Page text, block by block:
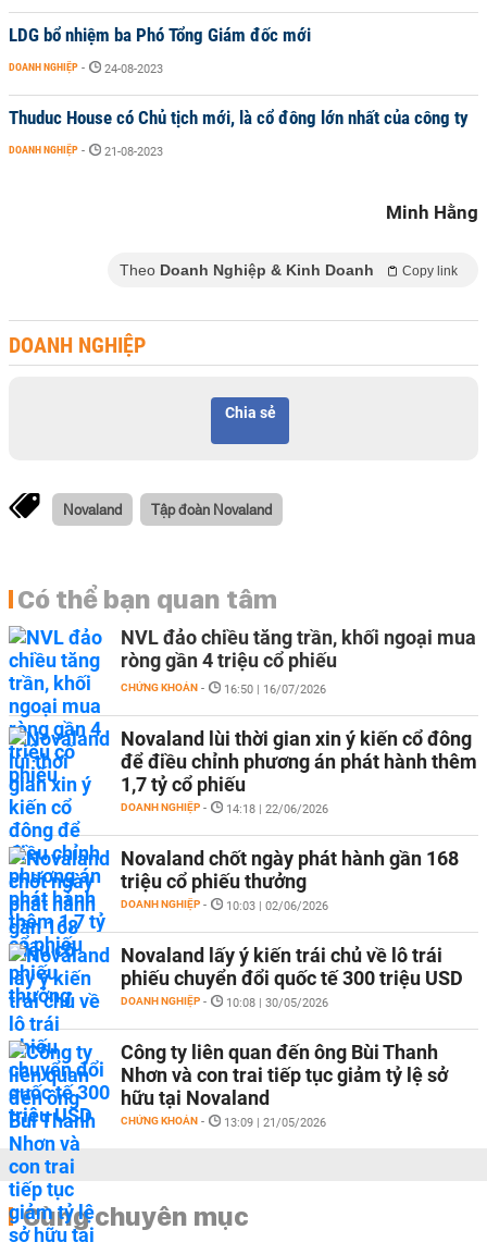
LDG bổ nhiệm ba Phó Tổng Giám đốc mới
DOANH NGHIỆP - 24-08-2023
Thuduc House có Chủ tịch mới, là cổ đông lớn nhất của công ty
DOANH NGHIỆP - 21-08-2023
Minh Hằng
Theo Doanh Nghiệp & Kinh Doanh Copy link
DOANH NGHIỆP
Chia sẻ
Novaland Tập đoàn Novaland
Có thể bạn quan tâm
NVL đảo chiều tăng trần, khối ngoại mua
ròng gần 4 triệu cổ phiếu
CHỨNG KHOÁN - 16:50 | 16/07/2026
Novaland lùi thời gian xin ý kiến cổ đông
để điều chỉnh phương án phát hành thêm
1,7 tỷ cổ phiếu
DOANH NGHIỆP - 14:18 | 22/06/2026
Novaland chốt ngày phát hành gần 168
triệu cổ phiếu thưởng
DOANH NGHIỆP - 10:03 | 02/06/2026
Novaland lấy ý kiến trái chủ về lô trái
phiếu chuyển đổi quốc tế 300 triệu USD
DOANH NGHIỆP - 10:08 | 30/05/2026
Công ty liên quan đến ông Bùi Thanh
Nhơn và con trai tiếp tục giảm tỷ lệ sở
hữu tại Novaland
CHỨNG KHOÁN - 13:09 | 21/05/2026
Cùng chuyên mục